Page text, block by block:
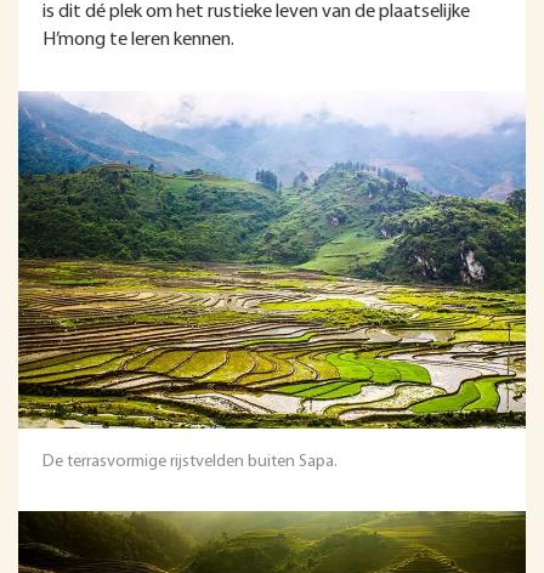
is dit dé plek om het rustieke leven van de plaatselijke
H’mong te leren kennen.
De terrasvormige rijstvelden buiten Sapa.